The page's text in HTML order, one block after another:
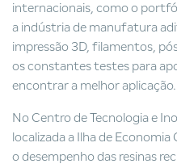
internacionais, como o
a indústria de manufatura
impressão 3D, filamentos,
os constantes testes para
encontrar a melhor aplicação.
No Centro de Tecnologia e
localizada a Ilha de
o desempenho das resinas